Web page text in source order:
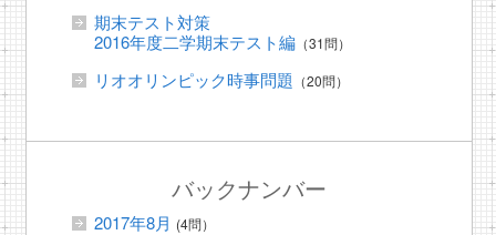
期末テスト対策
2016年度二学期末テスト編（31問）
リオオリンピック時事問題 （20問）
バックナンバー
2017年8月 (4問）